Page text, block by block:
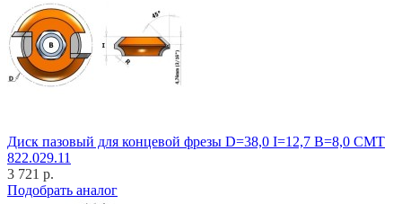
Диск пазовый для концевой фрезы D=38,0 I=12,7 B=8,0 CMT
822.029.11
3 721 р.
Подобрать аналог